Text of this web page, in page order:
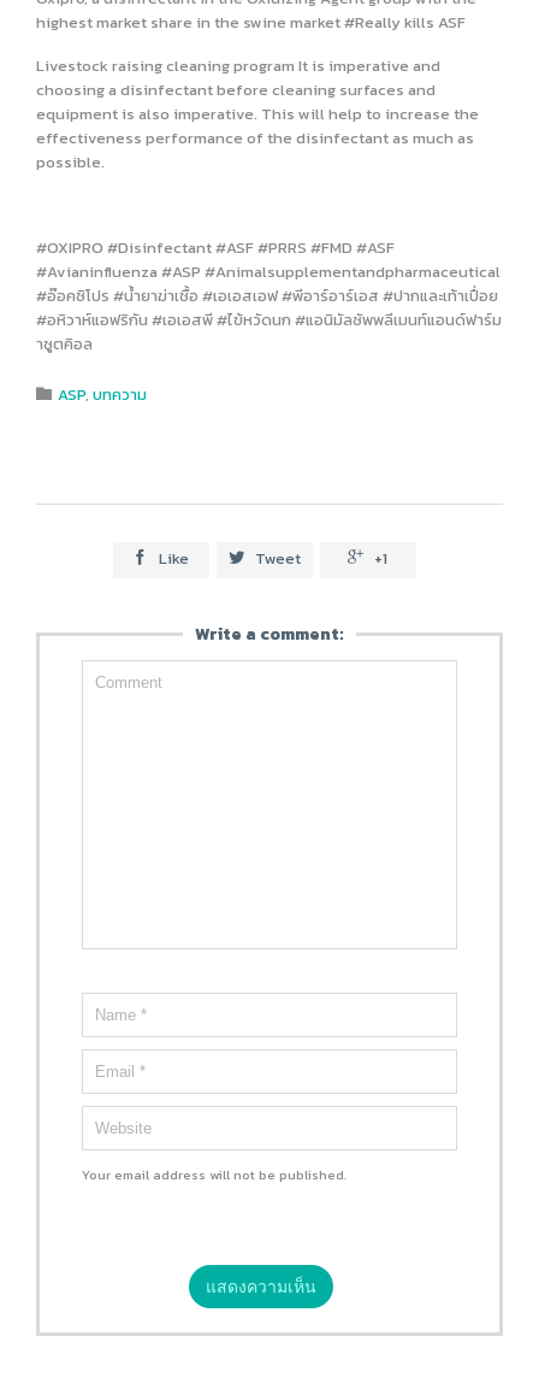
highest market share in the swine market #Really kills ASF
Livestock raising cleaning program It is imperative and
choosing a disinfectant before cleaning surfaces and
equipment is also imperative. This will help to increase the
effectiveness performance of the disinfectant as much as
possible.
#OXIPRO #Disinfectant #ASF #PRRS #FMD #ASF
#Avianinfluenza #ASP #Animalsupplementandpharmaceutical
#อ๊อคซิโปร #น้ำยาฆ่าเชื้อ #เอเอสเอฟ #พีอาร์อาร์เอส #ปากและเท้าเปื่อย
#อหิวาห์แอฟริกัน #เอเอสพี #ไข้หวัดนก #แอนิมัลซัพพลีเมนท์แอนด์ฟาร์ม
าซูตคิอล
 Category
ASP, บทความ
 Like  Tweet  +1
Write a comment:
Your email address will not be published.